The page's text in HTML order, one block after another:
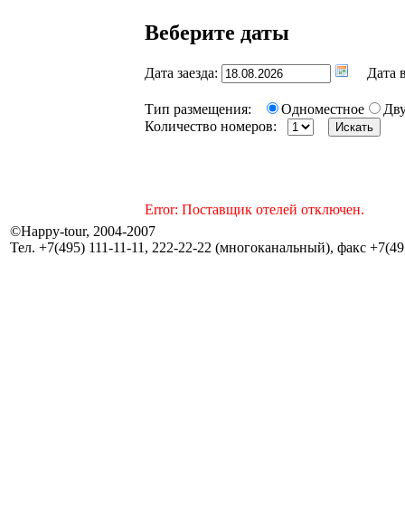
Веберите даты
Дата заезда: Дата
Тип размещения: Одноместное
Количество номеров:
Error: Поставщик отелей отключен.
©Happy-tour, 2004-2007
Тел. +7(495) 111-11-11, 222-22-22 (многоканальный), факс